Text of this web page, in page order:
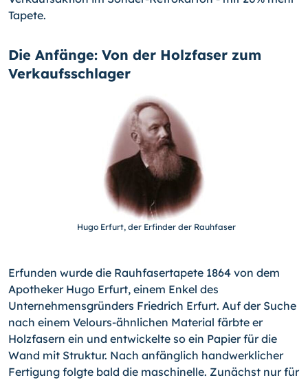
Tapete.
Die Anfänge: Von der Holzfaser zum
Verkaufsschlager
Hugo Erfurt, der Erfinder der Rauhfaser
Erfunden wurde die Rauhfasertapete 1864 von dem
Apotheker Hugo Erfurt, einem Enkel des
Unternehmensgründers Friedrich Erfurt. Auf der Suche
nach einem Velours-ähnlichen Material färbte er
Holzfasern ein und entwickelte so ein Papier für die
Wand mit Struktur. Nach anfänglich handwerklicher
Fertigung folgte bald die maschinelle. Zunächst nur für